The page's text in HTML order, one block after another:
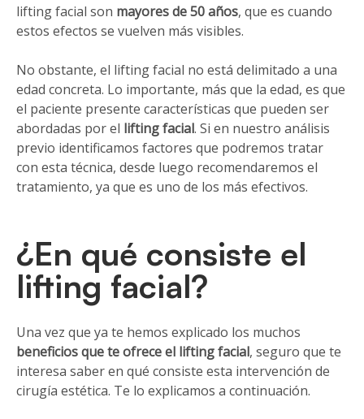
lifting facial son mayores de 50 años, que es cuando
estos efectos se vuelven más visibles.
No obstante, el lifting facial no está delimitado a una
edad concreta. Lo importante, más que la edad, es que
el paciente presente características que pueden ser
abordadas por el lifting facial. Si en nuestro análisis
previo identificamos factores que podremos tratar
con esta técnica, desde luego recomendaremos el
tratamiento, ya que es uno de los más efectivos.
¿En qué consiste el
lifting facial?
Una vez que ya te hemos explicado los muchos
beneficios que te ofrece el lifting facial, seguro que te
interesa saber en qué consiste esta intervención de
cirugía estética. Te lo explicamos a continuación.